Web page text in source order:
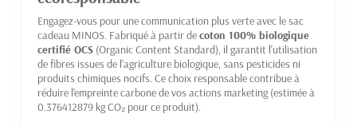
Engagez-vous pour une communication plus verte avec le sac
cadeau MINOS. Fabriqué à partir decoton 100% biologique
certifié OCS (Organic Content Standard), il garantit l'utilisation
de fibres issues de l'agriculture biologique, sans pesticides ni
produits chimiques nocifs. Ce choix responsable contribue à
réduire l'empreinte carbone de vos actions marketing (estimée à
0.376412879 kg CO₂ pour ce produit).